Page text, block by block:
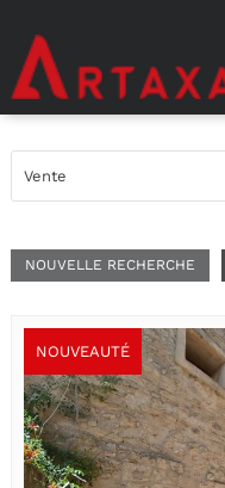
Vente
NOUVELLE RECHERCHE
NOUVEAUTÉ